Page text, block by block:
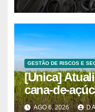
GESTÃO DE RISCOS E
[Unica]
cana-de-
quinzenas
AGO 6, 2026